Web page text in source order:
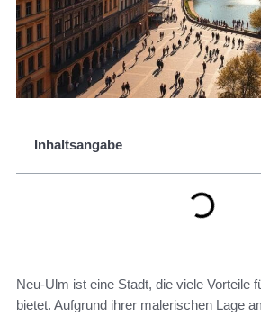
Inhaltsangabe
Neu-Ulm ist eine Stadt, die viele Vorteile
bietet. Aufgrund ihrer malerischen Lage